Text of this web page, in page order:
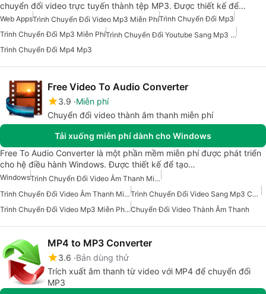
chuyển đổi video trực tuyến thành tệp MP3. Được thiết kế để…
Web AppsTrình Chuyển Đổi Video Mp3 Miễn PhíTrình Chuyển Đổi Mp3
Trình Chuyển Đổi Mp3 Miễn Phí
Trình Chuyển Đổi Youtube Sang Mp3 Miễn Phí
Trình Chuyển Đổi Mp4 Mp3
Free Video To Audio Converter
3.9 Miễn phí
Chuyển đổi video thành âm thanh miễn phí
Tải xuống miễn phí dành cho Windows
Free To Audio Converter là một phần mềm miễn phí được phát triển
cho hệ điều hành Windows. Được thiết kế để tạo…
Windows
Trình Chuyển Đổi Video Âm Thanh Miễn Phí
Trình Chuyển Đổi Video Âm Thanh Miễn Phí Cho Windows
Trình Chuyển Đổi Video Sang Mp3 Cho Windows
Trình Chuyển Đổi Video Mp3 Miễn Phí Cho WindowsChuyển Đổi Video Thành Âm Thanh
MP4 to MP3 Converter
3.6 Bản dùng thử
Trích xuất âm thanh từ video với MP4 để chuyển đổi
MP3